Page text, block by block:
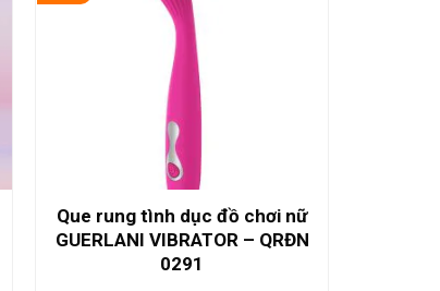
Que rung tình dục đồ chơi nữ
GUERLANI VIBRATOR – QRĐN
0291